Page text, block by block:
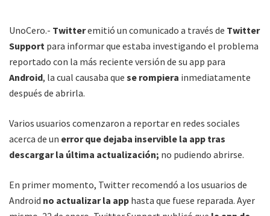
UnoCero.- Twitteremitió un comunicado a través de Twitter
Support para informar que estaba investigando el problema
reportado con la más reciente versión de su app para
Android, la cual causaba que se rompiera inmediatamente
después de abrirla.
Varios usuarios comenzaron a reportar en redes sociales
acerca de un error que dejaba inservible la app tras
descargar la última actualización; no pudiendo abrirse.
En primer momento, Twitter recomendó a los usuarios de
Android no actualizar la app hasta que fuese reparada. Ayer